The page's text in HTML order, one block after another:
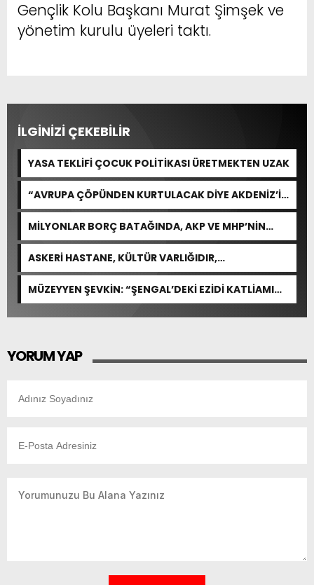
Gençlik Kolu Başkanı Murat Şimşek ve
yönetim kurulu üyeleri taktı.
İLGİNİZİ ÇEKEBİLİR
YASA TEKLİFİ ÇOCUK POLİTİKASI ÜRETMEKTEN UZAK
“AVRUPA ÇÖPÜNDEN KURTULACAK DİYE AKDENİZ’İ
FEDA EDEMEZSİNİZ!”
MİLYONLAR BORÇ BATAĞINDA, AKP VE MHP’NİN
CEVABI: “ARAŞTIRMAYALIM!”
ASKERİ HASTANE, KÜLTÜR VARLIĞIDIR,
ÖZELLEŞTİRİLEMEZ!
MÜZEYYEN ŞEVKİN: “ŞENGAL’DEKİ EZİDİ KATLİAMI
İNSANLIĞIN ORTAK ACISIDIR”
YORUM YAP